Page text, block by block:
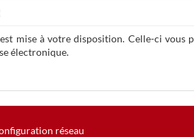
mise à votre disposition. Celle-ci
électronique.
réseau